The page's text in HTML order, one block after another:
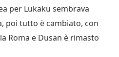
per Lukaku sembrava
poi tutto è cambiato, con
Roma e Dusan è rimasto